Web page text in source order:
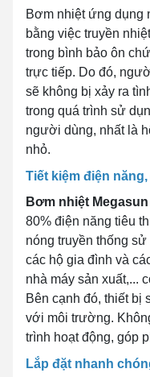
Bơm nhiệt ứng dụng
bằng việc truyền
trong bình bảo ôn
trực tiếp. Do đó,
sẽ không bị xảy ra
trong quá trình sử
người dùng, nhất là
nhỏ.
Tiết kiệm điện
Bơm nhiệt Megasun
80% điện năng tiêu
nóng truyền thống
các hộ gia đình và
nhà máy sản xuất,...
Bên cạnh đó, thiết bị
với môi trường.
trình hoạt động, góp
Lắp đặt nhanh